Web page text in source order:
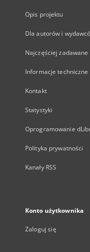
Opis projektu
Dla autorów i
Najczęściej zadawane
Informacje techniczne
Kontakt
Statystyki
Oprogramowanie
Polityka prywatności
Kanały RSS
Konto użytkownika
Zaloguj się